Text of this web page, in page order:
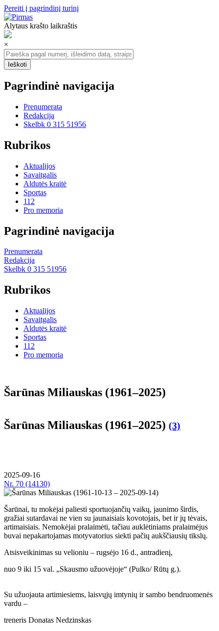
Pereiti į pagrindinį turinį
Alytaus krašto laikraštis
×
Pagrindinė navigacija
Prenumerata
Redakcija
Skelbk 0 315 51956
Rubrikos
Aktualijos
Savaitgalis
Aldutės kraitė
Sportas
112
Pro memoria
Pagrindinė navigacija
Prenumerata
Redakcija
Skelbk 0 315 51956
Rubrikos
Aktualijos
Savaitgalis
Aldutės kraitė
Sportas
112
Pro memoria
Šarūnas Miliauskas (1961–2025)
Šarūnas Miliauskas (1961–2025) (3)
2025-09-16
Nr. 70 (14130)
Šarūnai, tu mokėjai paliesti sportuojančių vaikų, jaunimo širdis,
gražiai sutardavai ne vien su jaunaisiais kovotojais, bet ir jų tėvais,
artimaisiais. Nemokėjai pralaimėti, tačiau auklėtiniams pralaimėjus
buvai nepakartojamas motyvatorius siekti pačių aukščiausių tikslų.
Atsisveikinimas su velioniu – rugsėjo 16 d., antradienį,
nuo 9 iki 15 val. „Skausmo užuovėjoje“ (Pulko/ Rūtų g.).
Su užuojauta artimiesiems, laisvųjų imtynių ir sambo bendruomenės
vardu –
treneris Donatas Nedzinskas